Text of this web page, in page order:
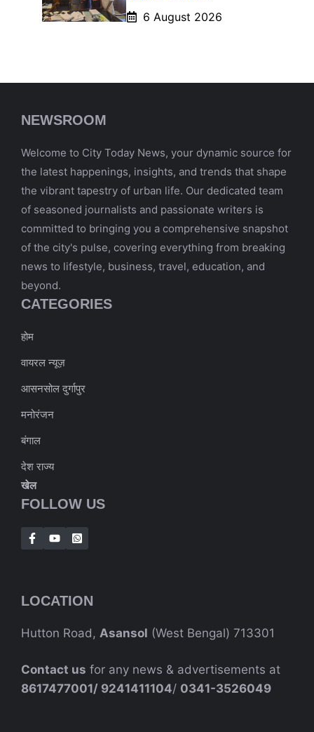
6 August 2026
NEWSROOM
Welcome to City Today News, your dynamic source for
the latest happenings, insights, and trends that shape
the vibrant tapestry of urban life. Our dedicated team
of seasoned journalists and passionate writers is
committed to bringing you a comprehensive snapshot
of the city's pulse, covering everything from breaking
news to lifestyle, business, travel, education, and
beyond.
CATEGORIES
होम
वायरल न्यूज़
आसनसोल दुर्गापुर
मनोरंजन
बंगाल
देश राज्य
खेल
FOLLOW US
LOCATION
Hutton Road, Asansol (West Bengal) 713301
Contact us for any news & advertisements at
8617477001/ 9241411104/ 0341-3526049